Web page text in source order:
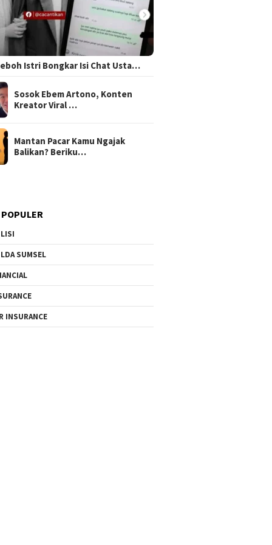
Istri Bongkar Isi Chat Usta…
Sosok Ebem Artono, Konten
Kreator Viral …
Mantan Pacar Kamu Ngajak
Balikan? Beriku…
SUMSEL
INSURANCE